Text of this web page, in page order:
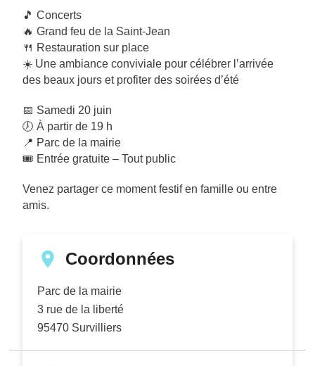
🎵 Concerts
🔥 Grand feu de la Saint-Jean
🍴 Restauration sur place
☀️ Une ambiance conviviale pour célébrer l’arrivée
des beaux jours et profiter des soirées d’été
📅 Samedi 20 juin
🕖 À partir de 19 h
📍 Parc de la mairie
🎟 Entrée gratuite – Tout public
Venez partager ce moment festif en famille ou entre
amis.
Coordonnées
Parc de la mairie
3 rue de la liberté
95470 Survilliers